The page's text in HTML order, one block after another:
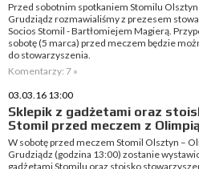
Przed sobotnim spotkaniem Stomilu
Grudziądz rozmawialiśmy z prezesem
Socios Stomil - Bartłomiejem Magierą.
sobotę (5 marca) przed meczem będzie
do stowarzyszenia.
Komentarzy: 7 »
03.03.16 13:00
Sklepik z gadżetami oraz
Stomil przed meczem z Olimpią
W sobotę przed meczem Stomil Olsztyn –
Grudziądz (godzina 13:00) zostanie
gadżetami Stomilu oraz stoisko